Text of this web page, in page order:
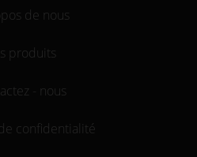
de nous
produits
- nous
confidentialité